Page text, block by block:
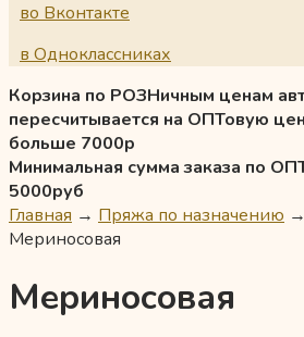
во Вконтакте
в Одноклассниках
Корзина по РОЗНичным ценам
пересчитывается на ОПТовую
больше 7000р
Минимальная сумма заказа по
5000руб
Главная → Пряжа по назначению →
Мериносовая
Мериносовая